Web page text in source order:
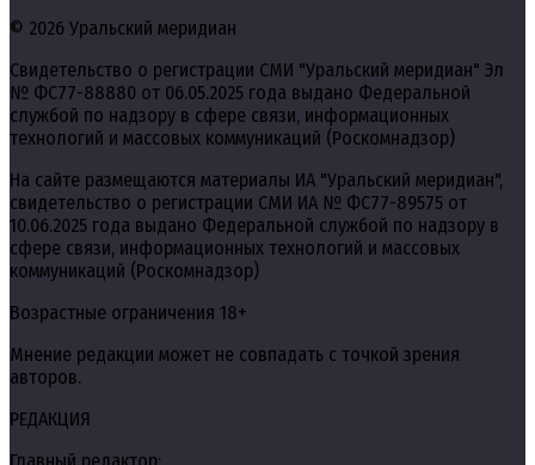
© 2026 Уральский меридиан
Свидетельство о регистрации СМИ "Уральский меридиан" Эл
№ ФС77-88880 от 06.05.2025 года выдано Федеральной
службой по надзору в сфере связи, информационных
технологий и массовых коммуникаций (Роскомнадзор)
На сайте размещаются материалы ИА "Уральский меридиан",
свидетельство о регистрации СМИ ИА № ФС77-89575 от
10.06.2025 года выдано Федеральной службой по надзору в
сфере связи, информационных технологий и массовых
коммуникаций (Роскомнадзор)
Возрастные ограничения 18+
Мнение редакции может не совпадать с точкой зрения
авторов.
РЕДАКЦИЯ